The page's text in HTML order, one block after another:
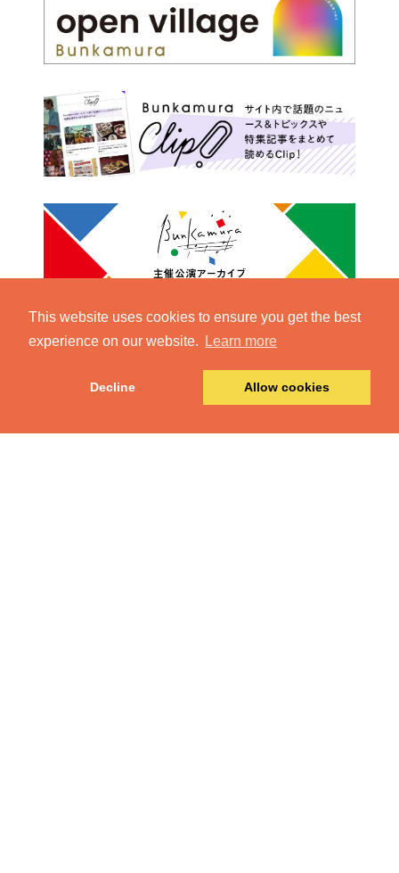
This website uses cookies to ensure you get the best
experience on our website.
Learn more
Decline Allow cookies